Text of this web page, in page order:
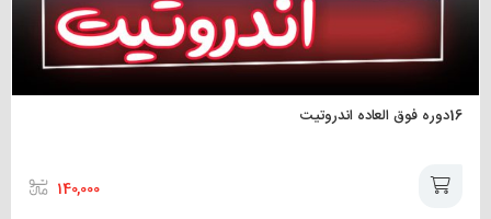
16دوره فوق العاده اندروتیت
140,000